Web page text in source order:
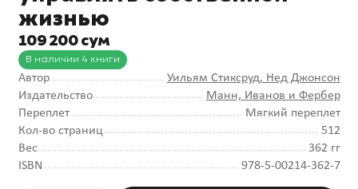
жизнью
109 200 сум
В наличии 4 книги
Автор Уильям Стиксруд, Нед Джонсон
Издательство
Манн, Иванов и Фербер
Переплет
Мягкий переплет
Кол-во страниц
512
Вес
362 гг
ISBN
978-5-00214-362-7